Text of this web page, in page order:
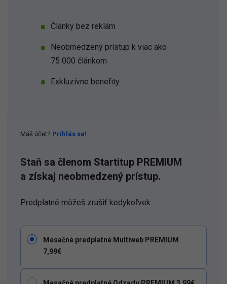
Články bez reklám
Neobmedzený prístup k viac ako
75 000 článkom
Exkluzívne benefity
Máš účet? Prihlás sa!
Staň sa členom Startitup PREMIUM
a získaj neobmedzený prístup.
Predplatné môžeš zrušiť kedykoľvek.
Mesačné predplatné Multiweb PREMIUM
7,99€